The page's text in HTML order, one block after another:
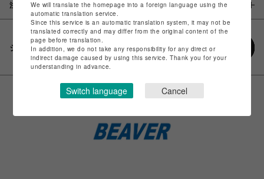
注意事項
シェアする
We will translate the homepage into a foreign language using the
automatic translation service.
Since this service is an automatic translation system, it may not be
translated correctly and may differ from the original content of the
page before translation.
In addition, we do not take any responsibility for any direct or
indirect damage caused by using this service. Thank you for your
understanding in advance.
Switch language Cancel